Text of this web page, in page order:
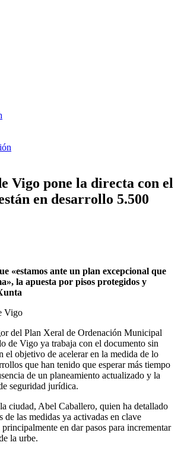
Vigo pone la directa con el
en desarrollo 5.500
«estamos ante un plan excepcional que
la apuesta por pisos protegidos y
Vigo
del Plan Xeral de Ordenación Municipal
de Vigo ya trabaja con el documento sin
el objetivo de acelerar en la medida de lo
que han tenido que esperar más tiempo
de un planeamiento actualizado y la
seguridad jurídica.
ciudad, Abel Caballero, quien ha detallado
de las medidas ya activadas en clave
en dar pasos para incrementar
la urbe.